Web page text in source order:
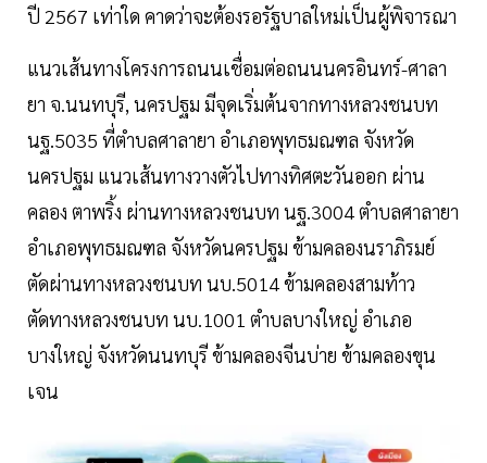
ปี 2567 เท่าใด คาดว่าจะต้องรอรัฐบาลใหม่เป็นผู้พิจารณา
แนวเส้นทางโครงการถนนเชื่อมต่อถนนนครอินทร์-ศาลา
ยา จ.นนทบุรี, นครปฐม มีจุดเริ่มต้นจากทางหลวงชนบท
นฐ.5035 ที่ตำบลศาลายา อำเภอพุทธมณฑล จังหวัด
นครปฐม แนวเส้นทางวางตัวไปทางทิศตะวันออก ผ่าน
คลอง ตาพริ้ง ผ่านทางหลวงชนบท นฐ.3004 ตำบลศาลายา
อำเภอพุทธมณฑล จังหวัดนครปฐม ข้ามคลองนราภิรมย์
ตัดผ่านทางหลวงชนบท นบ.5014 ข้ามคลองสามท้าว
ตัดทางหลวงชนบท นบ.1001 ตำบลบางใหญ่ อำเภอ
บางใหญ่ จังหวัดนนทบุรี ข้ามคลองจีนบ่าย ข้ามคลองขุน
เจน